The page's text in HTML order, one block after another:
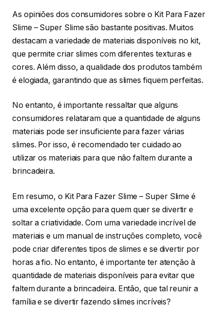
As opiniões dos consumidores sobre o Kit Para Fazer
Slime – Super Slime são bastante positivas. Muitos
destacam a variedade de materiais disponíveis no kit,
que permite criar slimes com diferentes texturas e
cores. Além disso, a qualidade dos produtos também
é elogiada, garantindo que as slimes fiquem perfeitas.
No entanto, é importante ressaltar que alguns
consumidores relataram que a quantidade de alguns
materiais pode ser insuficiente para fazer várias
slimes. Por isso, é recomendado ter cuidado ao
utilizar os materiais para que não faltem durante a
brincadeira.
Em resumo, o Kit Para Fazer Slime – Super Slime é
uma excelente opção para quem quer se divertir e
soltar a criatividade. Com uma variedade incrível de
materiais e um manual de instruções completo, você
pode criar diferentes tipos de slimes e se divertir por
horas a fio. No entanto, é importante ter atenção à
quantidade de materiais disponíveis para evitar que
faltem durante a brincadeira. Então, que tal reunir a
família e se divertir fazendo slimes incríveis?